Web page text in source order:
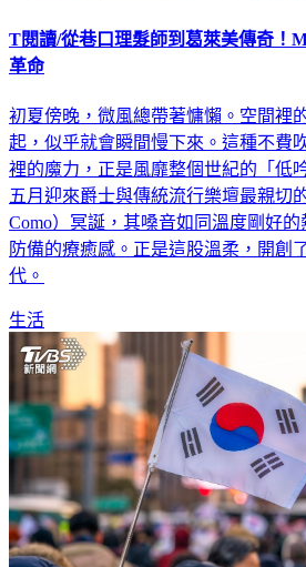
T閱讀/從巷口理髮師到葛萊美傳奇！
革命
初夏傍晚，微風總帶著慵懶。空間裡
起，似乎就會瞬間慢下來。這種不費
裡的魔力，正是風靡整個世紀的「低
五月迎來爵士與傳統流行樂壇最親切
Como）冥誕，其嗓音如同溫度剛好
防備的療癒感。正是這股溫柔，開創
代。
生活